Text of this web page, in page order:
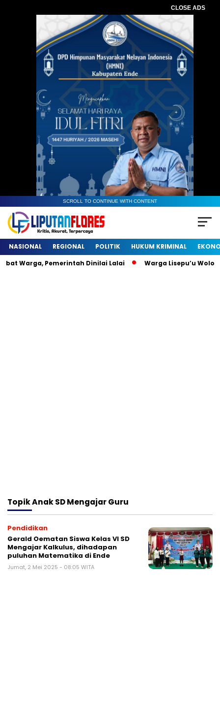
CLOSE ADS
SCROLL TO CONTINUE WITH CONTENT
NASIONAL REGIONAL POLITIK HUKUM KRIMINAL
Warga, Pemerintah Dinilai Lalai
Warga Lisepu’u
TopikAnak SD Mengajar Guru
Pendidikan
Gerald Oematan Siswa Kelas VI SD
Mengajar Kalkulus, dihadapan
puluhan Matematika di Ende
Jumat, 2 Mei 2025 - 08:05 WITA